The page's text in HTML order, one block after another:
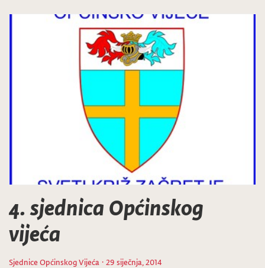
4. sjednica Općinskog
vijeća
Sjednice Općinskog Vijeća · 29 siječnja, 2014